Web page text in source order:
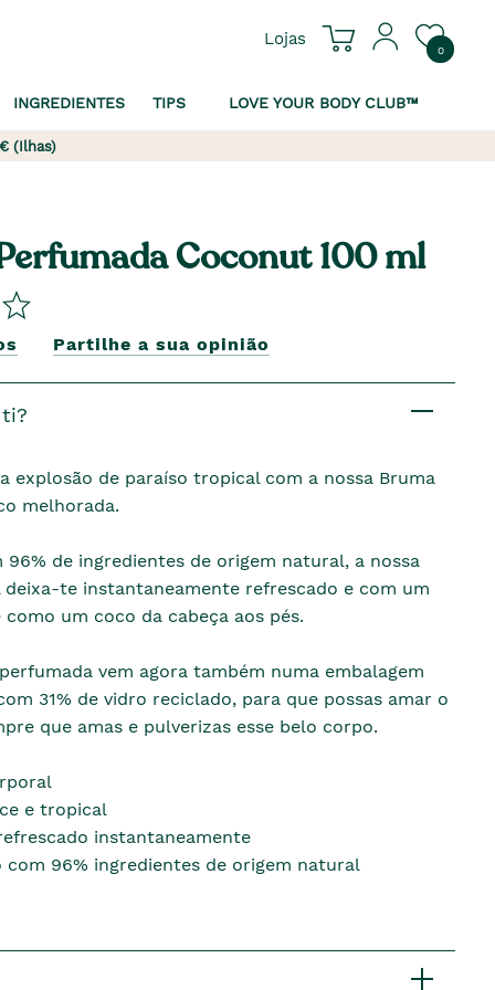
Lojas
0
INGREDIENTES TIPS LOVE YOUR BODY CLUB™
(Ilhas)
Coconut 100 ml
Partilhe a sua opinião
explosão de paraíso tropical com a nossa Bruma
melhorada.
96% de ingredientes de origem natural, a nossa
te instantaneamente refrescado e com um
um coco da cabeça aos pés.
vem agora também numa embalagem
31% de vidro reciclado, para que possas amar o
que amas e pulverizas esse belo corpo.
e tropical
instantaneamente
com 96% ingredientes de origem natural